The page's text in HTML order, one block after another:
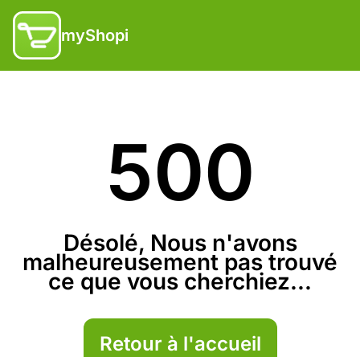
myShopi
500
Désolé, Nous n'avons
malheureusement pas trouvé
ce que vous cherchiez...
Retour à l'accueil